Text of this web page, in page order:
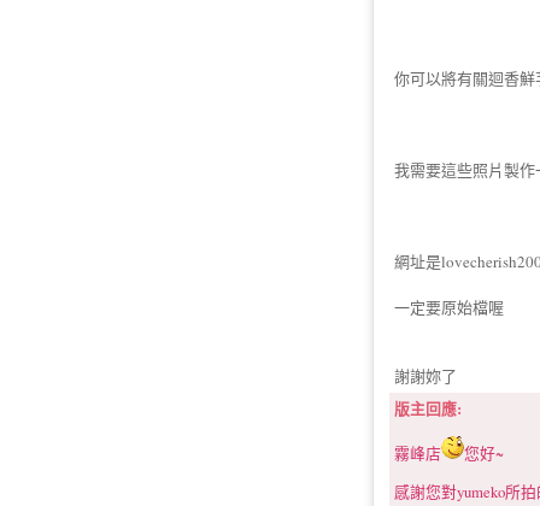
你可以將有關迴香
我需要這些照片製
網址是
一定要原始檔喔
謝謝妳了
版主回應:
霧峰店
您好~
感謝您對yumeko所